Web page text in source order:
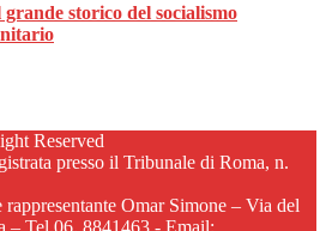
storico del socialismo
Reserved
presso il Tribunale di Roma, n.
Omar Simone – Via del